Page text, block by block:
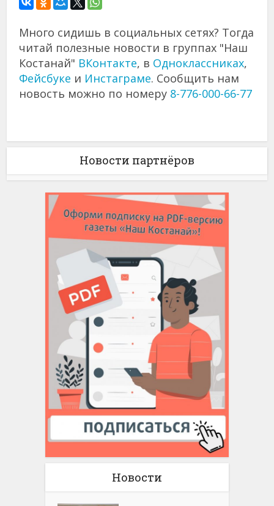
Много сидишь в социальных сетях? Тогда
читай полезные новости в группах "Наш
Костанай" ВКонтакте, в Одноклассниках,
Фейсбуке и Инстаграме. Сообщить нам
новость можно по номеру 8-776-000-66-77
Новости партнёров
Новости